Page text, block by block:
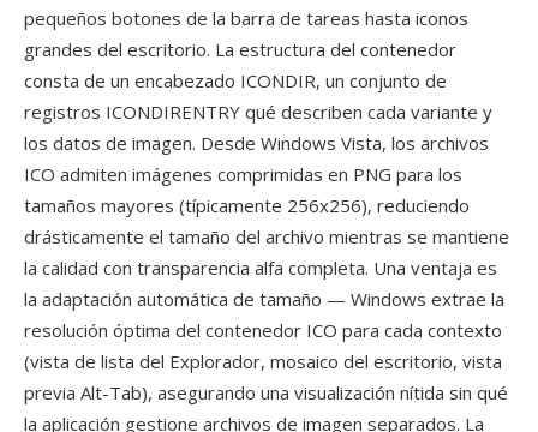
pequeños botones de la barra de tareas hasta iconos
grandes del escritorio. La estructura del contenedor
consta de un encabezado ICONDIR, un conjunto de
registros ICONDIRENTRY qué describen cada variante y
los datos de imagen. Desde Windows Vista, los archivos
ICO admiten imágenes comprimidas en PNG para los
tamaños mayores (típicamente 256x256), reduciendo
drásticamente el tamaño del archivo mientras se mantiene
la calidad con transparencia alfa completa. Una ventaja es
la adaptación automática de tamaño — Windows extrae la
resolución óptima del contenedor ICO para cada contexto
(vista de lista del Explorador, mosaico del escritorio, vista
previa Alt-Tab), asegurando una visualización nítida sin qué
la aplicación gestione archivos de imagen separados. La